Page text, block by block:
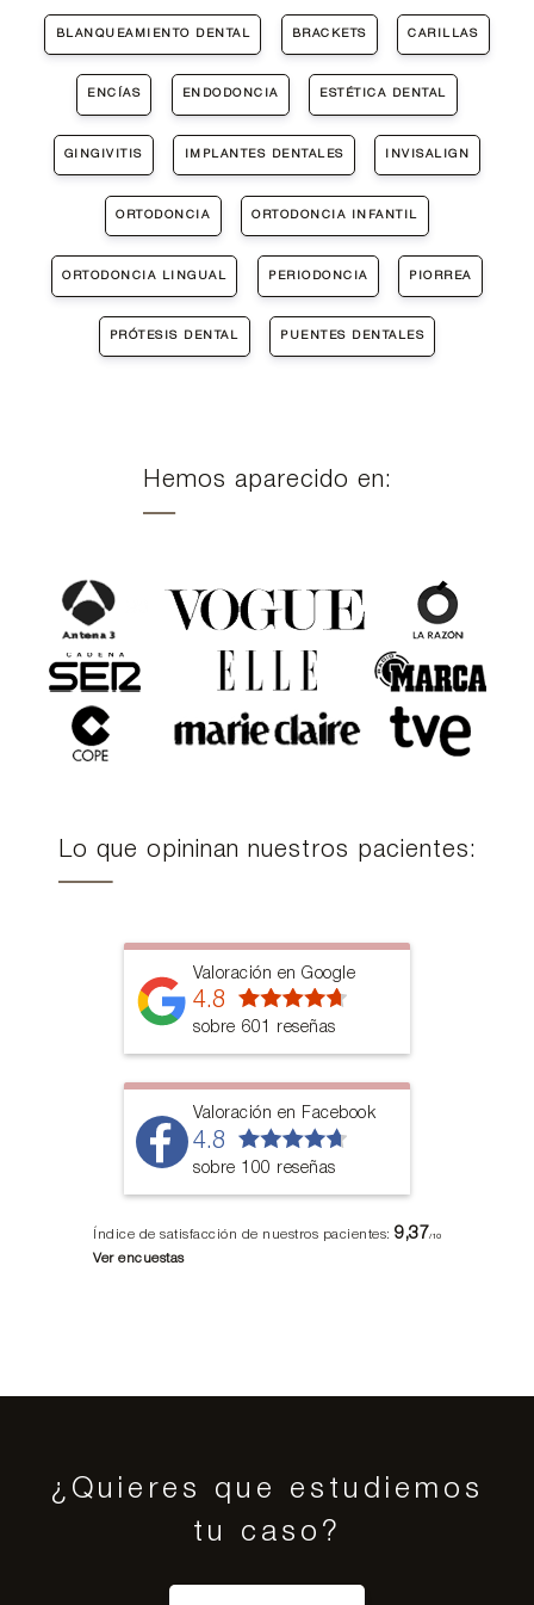
BLANQUEAMIENTO DENTAL BRACKETS CARILLAS
ENCÍAS ENDODONCIA ESTÉTICA DENTAL
GINGIVITIS IMPLANTES DENTALES INVISALIGN
ORTODONCIA ORTODONCIA INFANTIL
ORTODONCIA LINGUAL PERIODONCIA PIORREA
PRÓTESIS DENTAL PUENTES DENTALES
Hemos aparecido en:
Lo que opininan nuestros pacientes:
Valoración en Google
4.8
sobre 601 reseñas
Valoración en Facebook
4.8
sobre 100 reseñas
Índice de satisfacción de nuestros pacientes:9,37/10
Ver encuestas
¿Quieres que estudiemos
tu caso?